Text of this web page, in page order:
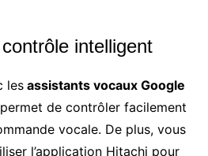
intelligent
lesassistants vocaux Google
de contrôler facilement
vocale. De plus, vous
l’application Hitachi pour